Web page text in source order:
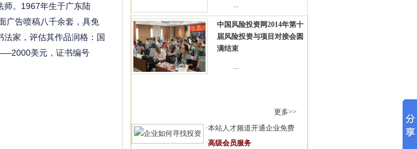
。1967年生于广东陆
广告喷稿八千余套，具免
家，评估其作品润格：国
美元，证书编号
...
中国风险投资网2014年第十
届风险投资与项目对接会圆
满结束
...
更多>>
·本站人才频道开通企业免费
·高级会员服务